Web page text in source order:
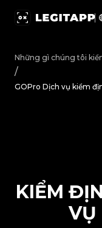
Những gì chúng tôi
/
GOPro Dịch vụ kiểm
KIỂM
VỤ